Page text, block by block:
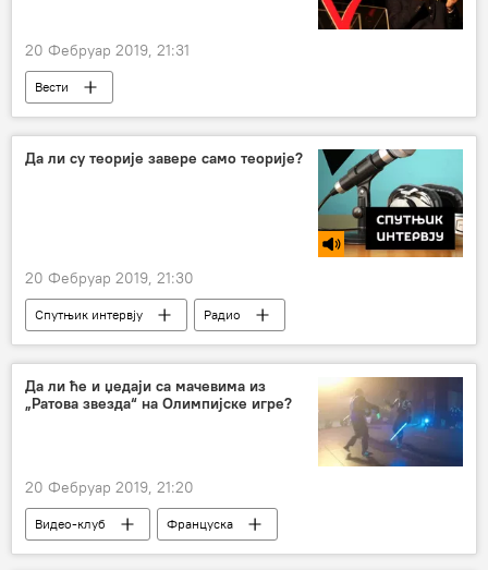
20 Фебруар 2019, 21:31
Вести
Да ли су теорије завере само теорије?
20 Фебруар 2019, 21:30
Спутњик интервју Радио
Да ли ће и џедаји са мачевима из
„Ратова звезда“ на Олимпијске игре?
20 Фебруар 2019, 21:20
Видео-клуб Француска